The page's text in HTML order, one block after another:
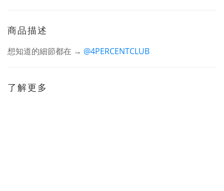
商品描述
想知道的細節都在 → @4PERCENTCLUB
了解更多